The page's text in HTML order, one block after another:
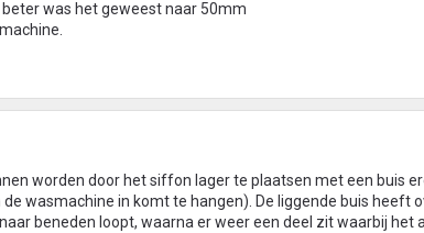
was het geweest naar 50mm
worden door het siffon lager te plaatsen met een buis
wasmachine in komt te hangen). De liggende buis heeft
beneden loopt, waarna er weer een deel zit waarbij het